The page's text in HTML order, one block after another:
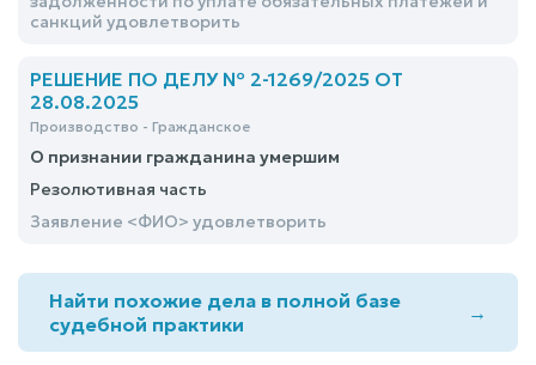
санкций удовлетворить
РЕШЕНИЕ ПО ДЕЛУ № 2-1269/2025 ОТ
28.08.2025
Производство - Гражданское
О признании гражданина умершим
Резолютивная часть
Заявление <ФИО> удовлетворить
Найти похожие дела в полной базе
судебной практики
→